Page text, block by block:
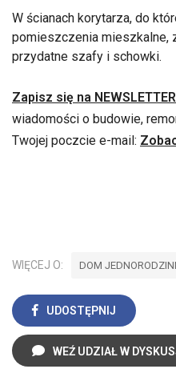
W ścianach korytarza, do
pomieszczenia mieszkalne,
przydatne szafy i schowki.
Zapisz się na
wiadomości o budowie,
Twojej poczcie e-mail:
WIĘCEJ O: DOM
UDOSTĘPNIJ
WEŹ UDZIAŁ W